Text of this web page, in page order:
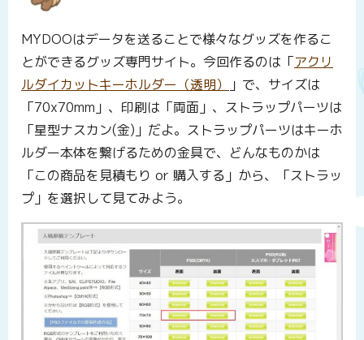
MYDOOはデータを送ることで様々なグッズを作るこ
とができるグッズ専門サイト。今回作るのは「アクリ
ルダイカットキーホルダー（透明）
」で、サイズは
「70x70mm」、印刷は「両面」、ストラップパーツは
「星型ナスカン(金)」だよ。ストラップパーツはキーホ
ルダー本体を繋げるための金具で、どんなものかは
「この商品を見積もり or 購入する」から、「ストラッ
プ」を選択して見てみよう。